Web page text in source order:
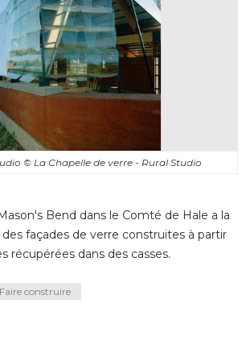
© La Chapelle de verre - Rural Studio
Bend dans le Comté de Hale a la
façades de verre construites à partir
récupérées dans des casses.
Faire construire